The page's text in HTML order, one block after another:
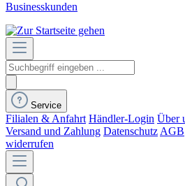
Businesskunden
Service
Filialen & Anfahrt Händler-Login Über
Versand und Zahlung Datenschutz AGB
widerrufen